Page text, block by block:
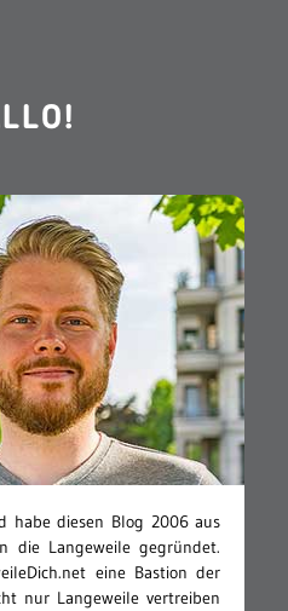
habe diesen Blog 2006 aus
die Langeweile gegründet.
eine Bastion der
nur Langeweile vertreiben